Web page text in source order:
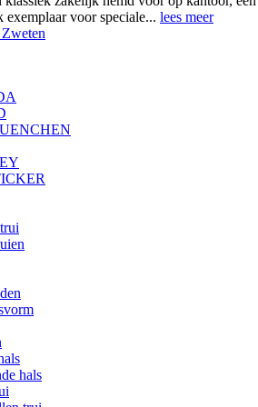
voor speciale... lees meer
hals